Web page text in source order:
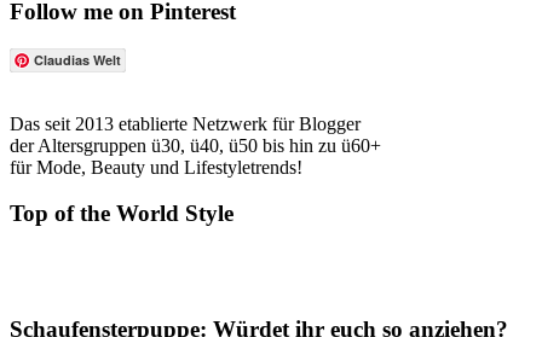
Follow me on Pinterest
Claudias Welt
Das seit 2013 etablierte Netzwerk für Blogger
der Altersgruppen ü30, ü40, ü50 bis hin zu ü60+
für Mode, Beauty und Lifestyletrends!
Top of the World Style
Schaufensterpuppe: Würdet ihr euch so anziehen?